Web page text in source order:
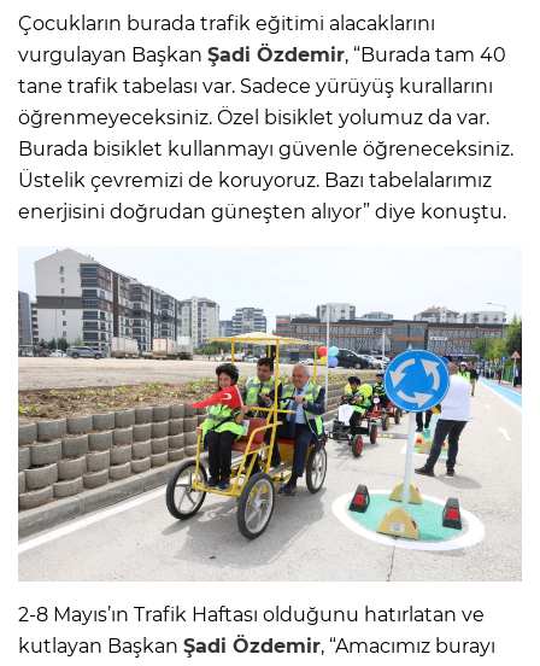
Çocukların burada trafik eğitimi alacaklarını
vurgulayan Başkan Şadi Özdemir, “Burada tam 40
tane trafik tabelası var. Sadece yürüyüş kurallarını
öğrenmeyeceksiniz. Özel bisiklet yolumuz da var.
Burada bisiklet kullanmayı güvenle öğreneceksiniz.
Üstelik çevremizi de koruyoruz. Bazı tabelalarımız
enerjisini doğrudan güneşten alıyor” diye konuştu.
2-8 Mayıs’ın Trafik Haftası olduğunu hatırlatan ve
kutlayan Başkan Şadi Özdemir, “Amacımız burayı